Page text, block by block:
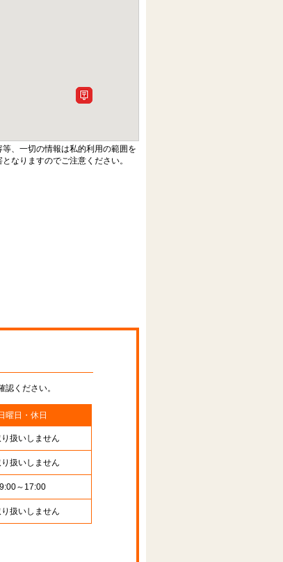
、一切の情報は私的利用の範囲を
なりますのでご注意ください。
ください。
曜日・休日
り扱いしません
り扱いしません
9:00～17:00
り扱いしません